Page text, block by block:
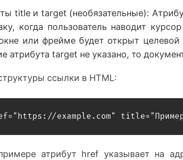
title и target (необязательные):
когда пользователь наводит
или фрейме будет открыт
атрибута target не указано, то
ссылки в HTML:
example.com" title="Пример
атрибут href указывает на